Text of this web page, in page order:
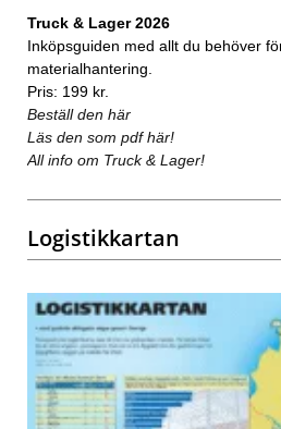
Truck & Lager 2026
Inköpsguiden med allt du behöver
materialhantering.
Pris: 199 kr.
Beställ den här
Läs den som pdf här!
All info om Truck & Lager!
Logistikkartan